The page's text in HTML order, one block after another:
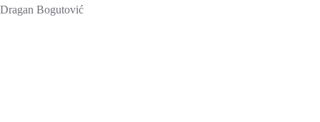
Dragan Bogutović